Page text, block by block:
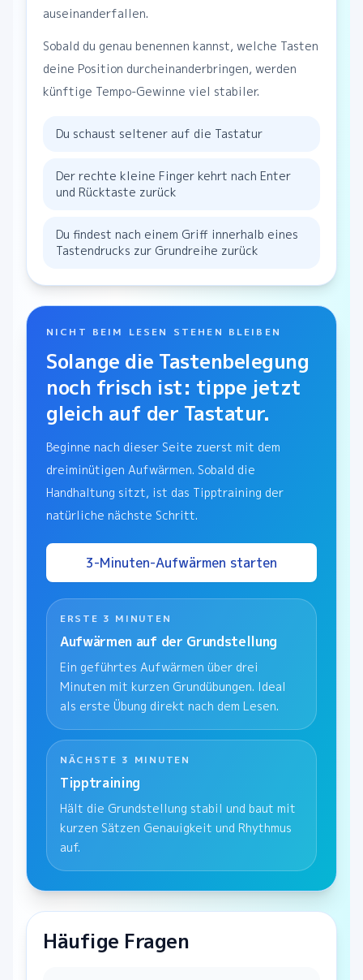
auseinanderfallen.
Sobald du genau benennen kannst, welche Tasten
deine Position durcheinanderbringen, werden
künftige Tempo-Gewinne viel stabiler.
Du schaust seltener auf die Tastatur
Der rechte kleine Finger kehrt nach Enter
und Rücktaste zurück
Du findest nach einem Griff innerhalb eines
Tastendrucks zur Grundreihe zurück
NICHT BEIM LESEN STEHEN BLEIBEN
Solange die Tastenbelegung
noch frisch ist: tippe jetzt
gleich auf der Tastatur.
Beginne nach dieser Seite zuerst mit dem
dreiminütigen Aufwärmen. Sobald die
Handhaltung sitzt, ist das Tipptraining der
natürliche nächste Schritt.
3-Minuten-Aufwärmen starten
ERSTE 3 MINUTEN
Aufwärmen auf der Grundstellung
Ein geführtes Aufwärmen über drei
Minuten mit kurzen Grundübungen. Ideal
als erste Übung direkt nach dem Lesen.
NÄCHSTE 3 MINUTEN
Tipptraining
Hält die Grundstellung stabil und baut mit
kurzen Sätzen Genauigkeit und Rhythmus
auf.
Häufige Fragen